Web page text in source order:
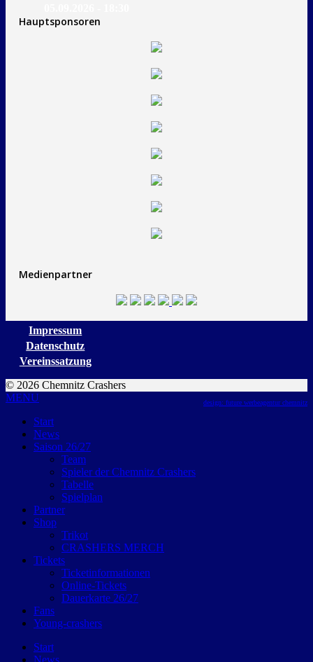
Hauptsponsoren
Medienpartner
Impressum
Datenschutz
Vereinssatzung
© 2026 Chemnitz Crashers
design: future werbeagentur chemnitz
MENU
Start
News
Saison 26/27
Team
Spieler der Chemnitz Crashers
Tabelle
Spielplan
Partner
Shop
Trikot
CRASHERS MERCH
Tickets
Ticketinformationen
Online-Tickets
Dauerkarte 26/27
Fans
Young-crashers
Start